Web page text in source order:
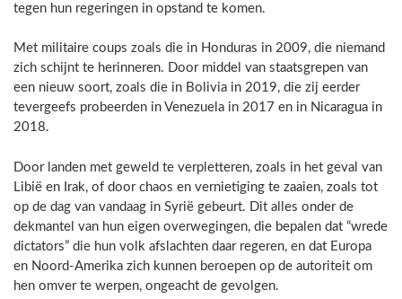
tegen hun regeringen in opstand te komen.
Met militaire coups zoals die in Honduras in 2009, die niemand
zich schijnt te herinneren. Door middel van staatsgrepen van
een nieuw soort, zoals die in Bolivia in 2019, die zij eerder
tevergeefs probeerden in Venezuela in 2017 en in Nicaragua in
2018.
Door landen met geweld te verpletteren, zoals in het geval van
Libië en Irak, of door chaos en vernietiging te zaaien, zoals tot
op de dag van vandaag in Syrië gebeurt. Dit alles onder de
dekmantel van hun eigen overwegingen, die bepalen dat “wrede
dictators” die hun volk afslachten daar regeren, en dat Europa
en Noord-Amerika zich kunnen beroepen op de autoriteit om
hen omver te werpen, ongeacht de gevolgen.